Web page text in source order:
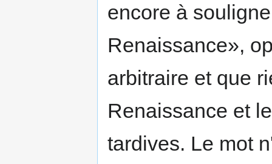
encore à
Renaissance»,
arbitraire et que
Renaissance et
tardives. Le mot